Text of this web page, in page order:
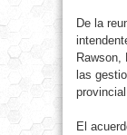
De la
Rawson,
las
El